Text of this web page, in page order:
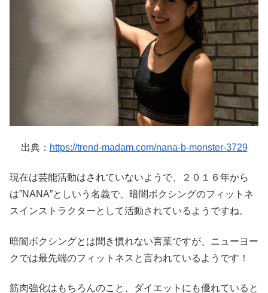
出典： https://trend-madam.com/nana-b-monster-3729
現在は芸能活動はされていないようで、２０１６年から
は”NANA”としいう名義で、暗闇ボクシングのフィットネ
スインストラクターとして活動されているようですね。
暗闇ボクシングとは聞き慣れない言葉ですが、ニューヨー
クでは最先端のフィットネスと言われているようです！
筋肉強化はもちろんのこと、ダイエットにも優れていると